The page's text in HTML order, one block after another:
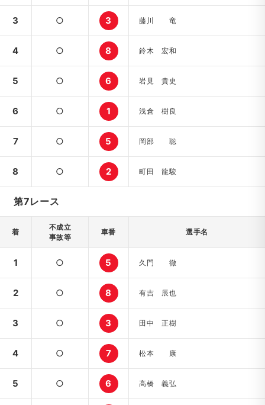
3 ○ 3 藤川 竜
4 ○ 8 鈴木 宏和
5 ○ 6 岩見 貴史
6 ○ 1 浅倉 樹良
7 ○ 5 岡部 聡
8 ○ 2 町田 龍駿
第7レース
着
不成立
事故等
車番 選手名
1 ○ 5 久門 徹
2 ○ 8 有吉 辰也
3 ○ 3 田中 正樹
4 ○ 7 松本 康
5 ○ 6 高橋 義弘